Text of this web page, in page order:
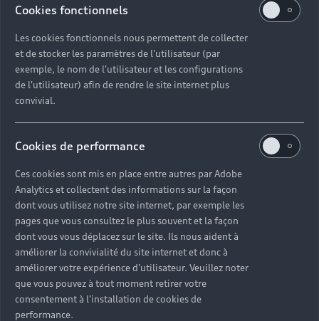
Cookies fonctionnels
Les cookies fonctionnels nous permettent de collecter
et de stocker les paramètres de l'utilisateur (par
exemple, le nom de l'utilisateur et les configurations
de l'utilisateur) afin de rendre le site internet plus
convivial.
Cookies de performance
Ces cookies sont mis en place entre autres par Adobe
Analytics et collectent des informations sur la façon
dont vous utilisez notre site internet, par exemple les
pages que vous consultez le plus souvent et la façon
dont vous vous déplacez sur le site. Ils nous aident à
améliorer la convivialité du site internet et donc à
améliorer votre expérience d'utilisateur. Veuillez noter
que vous pouvez à tout moment retirer votre
consentement à l'installation de cookies de
performance.